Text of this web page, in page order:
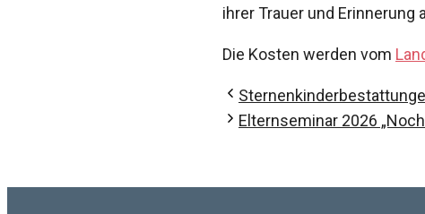
ihrer Trauer und Erinnerung
Die Kosten werden vom
Elternseminar 2026